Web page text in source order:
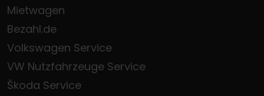
Mietwagen
Bezahl.de
Volkswagen Service
VW Nutzfahrzeuge Service
Škoda Service